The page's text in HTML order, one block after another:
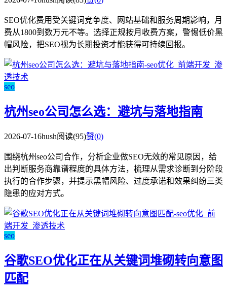
SEO优化费用受关键词竞争度、网站基础和服务周期影响，月
费从1800到数万元不等。选择正规按月收费方案，警惕低价黑
帽风险，把SEO视为长期投资才能获得可持续回报。
seo
杭州seo公司怎么选：避坑与落地指南
2026-07-16hush阅读(95)赞(0)
围绕杭州seo公司合作，分析企业做SEO无效的常见原因，给
出判断服务商靠谱程度的具体方法，梳理从需求诊断到分阶段
执行的合作步骤，并提示黑帽风险、过度承诺和效果纠纷三类
隐患的应对方式。
seo
谷歌SEO优化正在从关键词堆砌转向意图
匹配